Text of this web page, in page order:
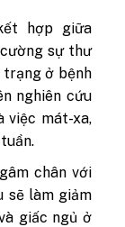
hợp giữa
sự thư
trạng ở bệnh
nghiên cứu
việc mát-xa,
chân với
sẽ làm giảm
giấc ngủ ở